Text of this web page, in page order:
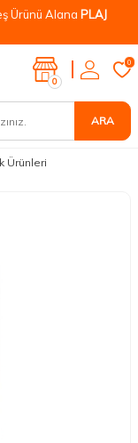
Ürünü Alana PLAJ
ARA
0
0
Ürünleri